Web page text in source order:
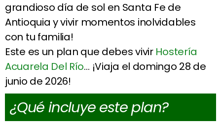
grandioso día de sol en Santa Fe de
Antioquia y vivir momentos inolvidables
con tu familia!
Este es un plan que debes vivir Hostería
Acuarela Del Río… ¡Viaja el domingo 28 de
junio de 2026!
¿Qué incluye este plan?